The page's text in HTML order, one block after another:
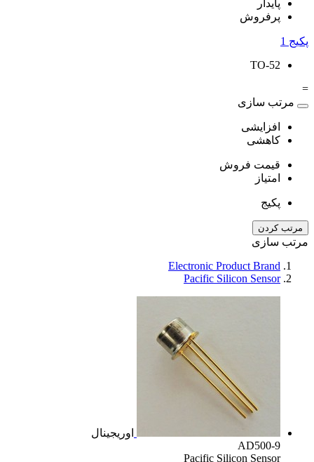
پایدار
پرفروش
پکیج 1
TO-52
=
مرتب سازی
افزایشی
کاهشی
قیمت فروش
امتیاز
پکیج
مرتب کردن
مرتب سازی
Electronic Product Brand
Pacific Silicon Sensor
اوریجینال
AD500-9
Pacific Silicon Sensor